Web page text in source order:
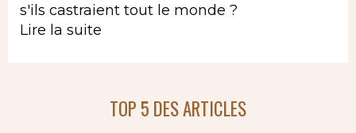
s'ils castraient tout le monde ?
Lire la suite
TOP 5 DES ARTICLES